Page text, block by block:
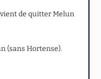
de quitter Melun
(sans Hortense).